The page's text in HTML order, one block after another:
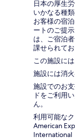
日本の厚生
いかなる種
お客様の宿
ートのご提
は、ご宿泊
課せられて
この施設に
施設には消
施設でのお
ドをご利用
ん。
利用可能な
American
International